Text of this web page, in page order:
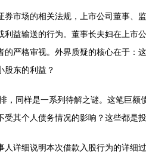
市场的相关法规，上市公司董事
益输送的行为。董事长夫妇在上
严格审视。外界质疑的核心在于
股东的利益？
同样是一系列待解之谜。这笔巨
其个人债务情况的影响？这些都是
详细说明本次借款入股行为的详